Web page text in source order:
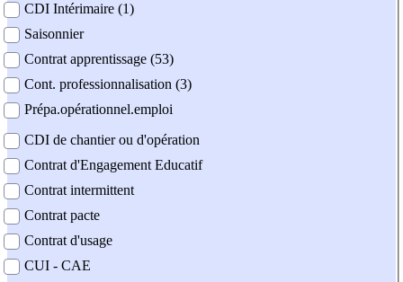
CDI Intérimaire (1)
Saisonnier
Contrat apprentissage (53)
Cont. professionnalisation (3)
Prépa.opérationnel.emploi
CDI de chantier ou d'opération
Contrat d'Engagement Educatif
Contrat intermittent
Contrat pacte
Contrat d'usage
CUI - CAE